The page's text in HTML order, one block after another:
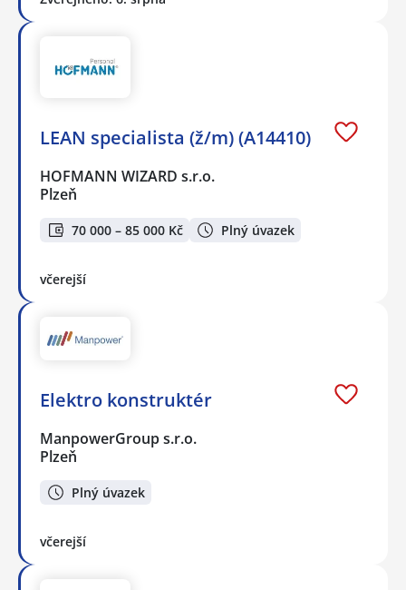
LEAN specialista (ž/m) (A14410)
HOFMANN WIZARD s.r.o.
Plzeň
70 000 – 85 000 Kč Plný úvazek
včerejší
Elektro konstruktér
ManpowerGroup s.r.o.
Plzeň
Plný úvazek
včerejší